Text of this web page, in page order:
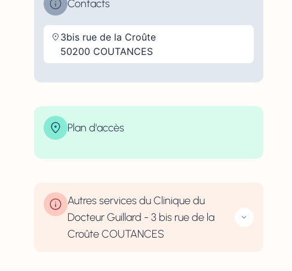
Contacts
3bis rue de la Croûte
50200 COUTANCES
Plan d'accès
×
Autres services du Clinique du
Docteur Guillard - 3 bis rue de la
Croûte COUTANCES